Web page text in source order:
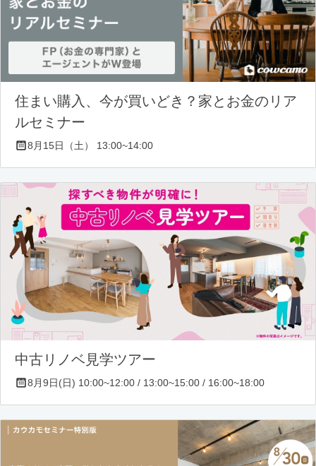
住まい購入、今が買いどき？家とお金のリア
ルセミナー
8月15日（土） 13:00~14:00
中古リノベ見学ツアー
8月9日(日) 10:00~12:00 / 13:00~15:00 / 16:00~18:00